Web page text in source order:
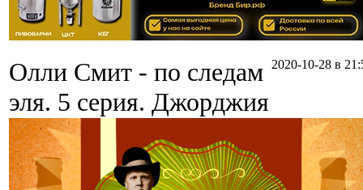
2020-10-28 в
Олли Смит - по следам
эля. 5 серия. Джорджия